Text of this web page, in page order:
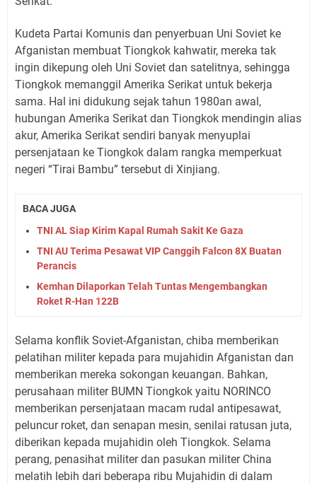
Kudeta Partai Komunis dan penyerbuan Uni Soviet ke
Afganistan membuat Tiongkok kahwatir, mereka tak
ingin dikepung oleh Uni Soviet dan satelitnya, sehingga
Tiongkok memanggil Amerika Serikat untuk bekerja
sama. Hal ini didukung sejak tahun 1980an awal,
hubungan Amerika Serikat dan Tiongkok mendingin alias
akur, Amerika Serikat sendiri banyak menyuplai
persenjataan ke Tiongkok dalam rangka memperkuat
negeri “Tirai Bambu” tersebut di Xinjiang.
BACA JUGA
TNI AL Siap Kirim Kapal Rumah Sakit Ke Gaza
TNI AU Terima Pesawat VIP Canggih Falcon 8X Buatan
Perancis
Kemhan Dilaporkan Telah Tuntas Mengembangkan
Roket R-Han 122B
Selama konflik Soviet-Afganistan, chiba memberikan
pelatihan militer kepada para mujahidin Afganistan dan
memberikan mereka sokongan keuangan. Bahkan,
perusahaan militer BUMN Tiongkok yaitu NORINCO
memberikan persenjataan macam rudal antipesawat,
peluncur roket, dan senapan mesin, senilai ratusan juta,
diberikan kepada mujahidin oleh Tiongkok. Selama
perang, penasihat militer dan pasukan militer China
melatih lebih dari beberapa ribu Mujahidin di dalam